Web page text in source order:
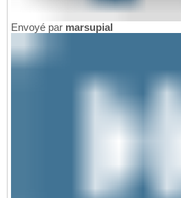
Envoyé par marsupial